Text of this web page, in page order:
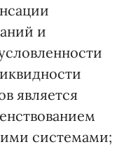
и
является
системами;